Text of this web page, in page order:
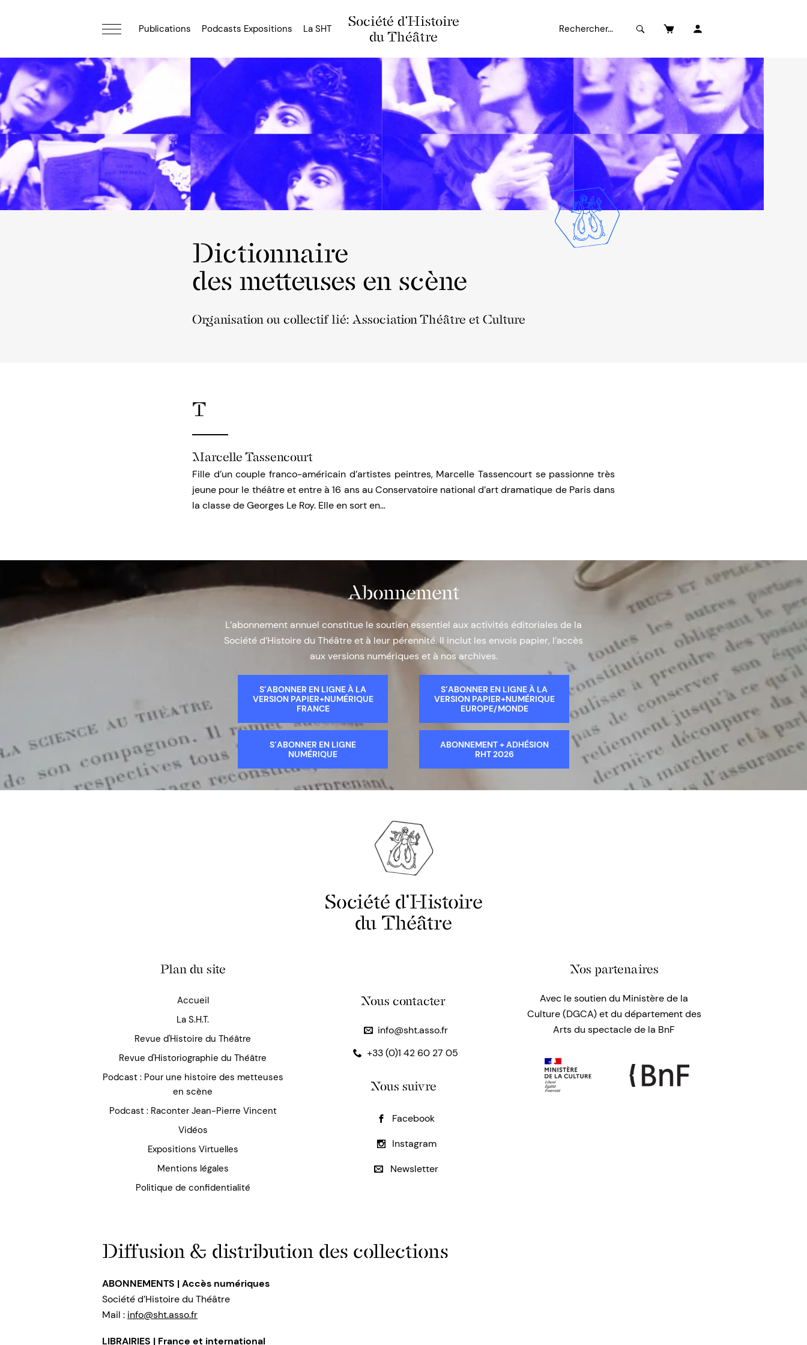
Société d'Histoire
du Théâtre
Publications Podcasts Expositions La SHT
Dictionnaire
des metteuses en scène
Organisation ou collectif lié: Association Théâtre et Culture
T
Marcelle Tassencourt
Fille d’un couple franco-américain d’artistes peintres, Marcelle Tassencourt se passionne très
jeune pour le théâtre et entre à 16 ans au Conservatoire national d’art dramatique de Paris dans
la classe de Georges Le Roy. Elle en sort en…
Abonnement
L’abonnement annuel constitue le soutien essentiel aux activités éditoriales de la
Société d’Histoire du Théâtre et à leur pérennité. Il inclut les envois papier, l’accès
aux versions numériques et à nos archives.
S’ABONNER EN LIGNE À LA
VERSION PAPIER+NUMÉRIQUE
FRANCE
S’ABONNER EN LIGNE À LA
VERSION PAPIER+NUMÉRIQUE
EUROPE/MONDE
S’ABONNER EN LIGNE
NUMÉRIQUE
ABONNEMENT + ADHÉSION
RHT 2026
Société d'Histoire
du Théâtre
Plan du site
Accueil
La S.H.T.
Revue d'Histoire du Théâtre
Revue d'Historiographie du Théâtre
Podcast : Pour une histoire des metteuses
en scène
Podcast : Raconter Jean-Pierre Vincent
Vidéos
Expositions Virtuelles
Mentions légales
Politique de confidentialité
Nous contacter
info@sht.asso.fr
+33 (0)1 42 60 27 05
Nous suivre
Facebook
Instagram
Newsletter
Nos partenaires
Avec le soutien du Ministère de la
Culture (DGCA) et du département des
Arts du spectacle de la BnF
Diffusion & distribution des collections
ABONNEMENTS | Accès numériques
Société d’Histoire du Théâtre
Mail : info@sht.asso.fr
LIBRAIRIES | France et international